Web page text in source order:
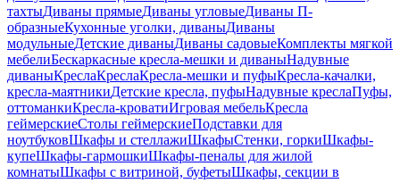
тахтыДиваны прямыеДиваны угловыеДиваны П-
образныеКухонные уголки, диваныДиваны
модульныеДетские диваныДиваны садовыеКомплекты мягкой
мебелиБескаркасные кресла-мешки и диваныНадувные
диваныКреслаКреслаКресла-мешки и пуфыКресла-качалки,
кресла-маятникиДетские кресла, пуфыНадувные креслаПуфы,
оттоманкиКресла-кроватиИгровая мебельКресла
геймерскиеСтолы геймерскиеПодставки для
ноутбуковШкафы и стеллажиШкафыСтенки, горкиШкафы-
купеШкафы-гармошкиШкафы-пеналы для жилой
комнатыШкафы с витриной, буфетыШкафы, секции в